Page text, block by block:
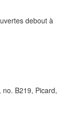
debout à
B219, Picard,